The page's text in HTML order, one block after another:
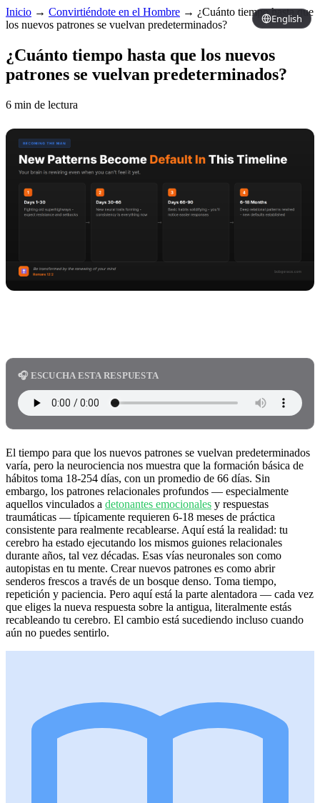
English
Inicio → Convirtiéndote en el Hombre → ¿Cuánto tiempo hasta que
los nuevos patrones se vuelvan predeterminados?
¿Cuánto tiempo hasta que los nuevos
patrones se vuelvan predeterminados?
6 min de lectura
🎧 ESCUCHA ESTA RESPUESTA
El tiempo para que los nuevos patrones se vuelvan predeterminados
varía, pero la neurociencia nos muestra que la formación básica de
hábitos toma 18-254 días, con un promedio de 66 días. Sin
embargo, los patrones relacionales profundos — especialmente
aquellos vinculados a detonantes emocionales y respuestas
traumáticas — típicamente requieren 6-18 meses de práctica
consistente para realmente recablearse. Aquí está la realidad: tu
cerebro ha estado ejecutando los mismos guiones relacionales
durante años, tal vez décadas. Esas vías neuronales son como
autopistas en tu mente. Crear nuevos patrones es como abrir
senderos frescos a través de un bosque denso. Toma tiempo,
repetición y paciencia. Pero aquí está la parte alentadora — cada vez
que eliges la nueva respuesta sobre la antigua, literalmente estás
recableando tu cerebro. El cambio está sucediendo incluso cuando
aún no puedes sentirlo.